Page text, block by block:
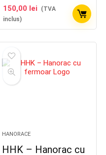
150,00 lei
(TVA
inclus)
HANORACE
HHK – Hanorac cu